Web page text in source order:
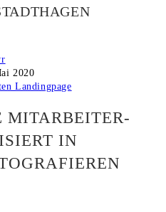
2020
Landingpage
MITARBEITER-
IN